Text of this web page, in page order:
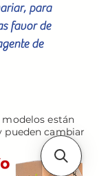
para
favor de
de
modelos están
pueden cambiar